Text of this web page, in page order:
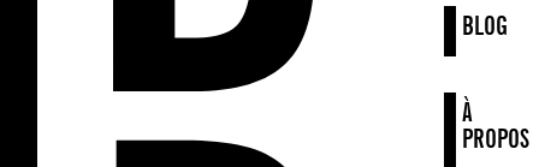
BLOG
À
PROPOS